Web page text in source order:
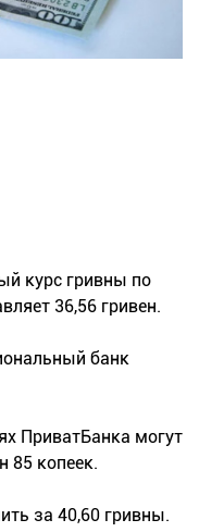
курс гривны по
36,56 гривен.
банк
ПриватБанка могут
85 копеек.
за 40,60 гривны.